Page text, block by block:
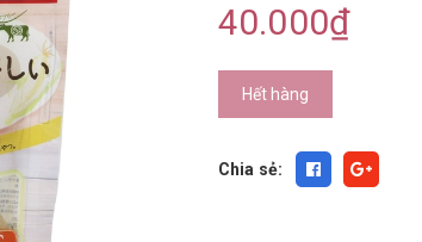
40.000₫
Hết hàng
Chia sẻ: